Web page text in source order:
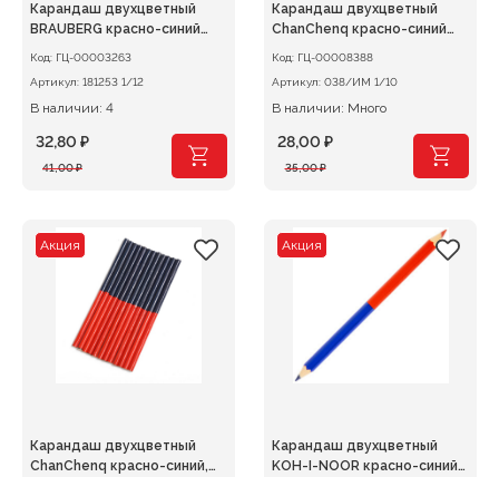
Карандаш двухцветный
BRAUBERG красно-синий
Код: ГЦ-00003263
Артикул:
181253 1/12
В наличии: 4
41,00₽
Первоначальная
41,00 ₽.
32,80 ₽
Текущая
Карандаш двухцветный
ChanChenq красно-синий
утолщенный,
Код: ГЦ-00008388
Артикул:
038/ИМ 1/10
В наличии: Много
35,00₽
Первоначальная
35,00 ₽.
28,00 ₽
Текущая
Акция
Карандаш двухцветный
ChanChenq красно-синий,
Акция
Карандаш двухцветный
KOH-I-NOOR красно-синий